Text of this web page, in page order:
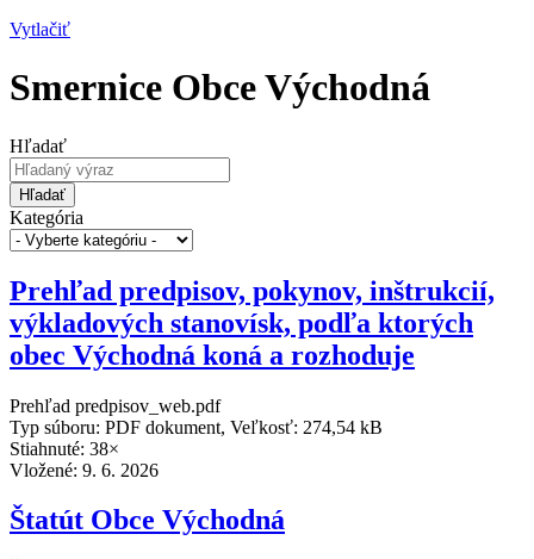
Vytlačiť
Smernice Obce Východná
Hľadať
Hľadať
Kategória
Prehľad predpisov, pokynov, inštrukcií,
výkladových stanovísk, podľa ktorých
obec Východná koná a rozhoduje
Prehľad predpisov_web.pdf
Typ súboru: PDF dokument, Veľkosť: 274,54 kB
Stiahnuté: 38×
Vložené: 9. 6. 2026
Štatút Obce Východná